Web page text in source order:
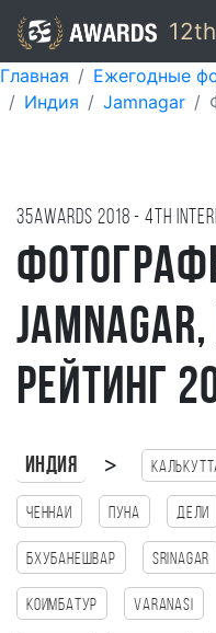
12th
Главная Ежегодные
Индия
Jamnagar
35AWARDS 2018 - 4TH
рейтинг
Индия >
Ченнаи Пуна Дели
Бхубанешвар Srinagar
Коимбатур Varanasi